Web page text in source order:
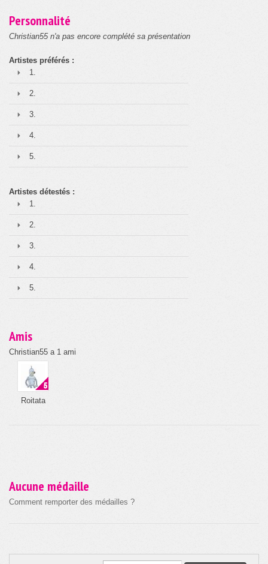
Personnalité
Christian55 n'a pas encore complété sa présentation
Artistes préférés :
1.
2.
3.
4.
5.
Artistes détestés :
1.
2.
3.
4.
5.
Amis
Christian55 a 1 ami
Roitata
Aucune médaille
Comment remporter des médailles ?